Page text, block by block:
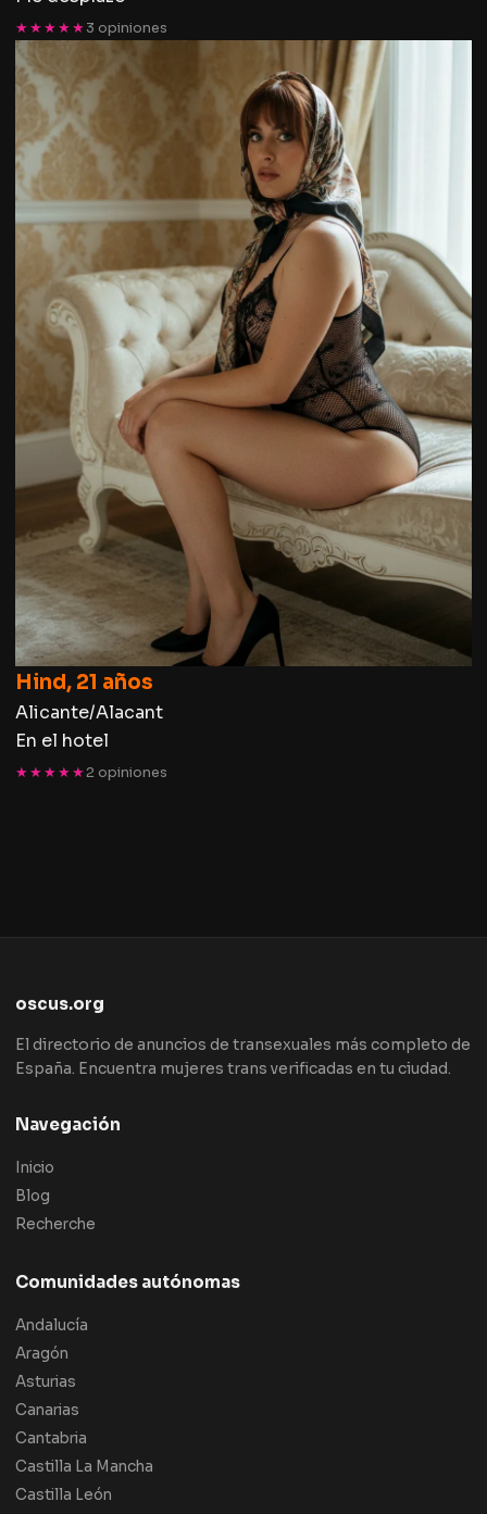
★★★★★3 opiniones
Hind, 21 años
Alicante/Alacant
En el hotel
★★★★★2 opiniones
oscus.org
El directorio de anuncios de transexuales más completo de
España. Encuentra mujeres trans verificadas en tu ciudad.
Navegación
Inicio
Blog
Recherche
Comunidades autónomas
Andalucía
Aragón
Asturias
Canarias
Cantabria
Castilla La Mancha
Castilla León